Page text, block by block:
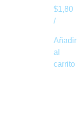
$1,80
/
Añadir
al
carrito